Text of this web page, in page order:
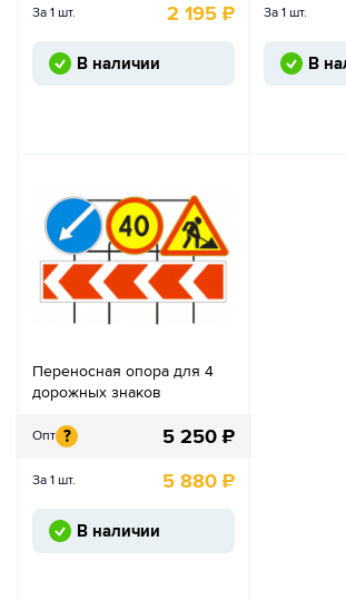
За 1 шт. 2 195 ₽
В наличии
За 1 шт.
В
Переносная опора для 4
дорожных знаков
Опт ? 5 250 ₽
За 1 шт. 5 880 ₽
В наличии